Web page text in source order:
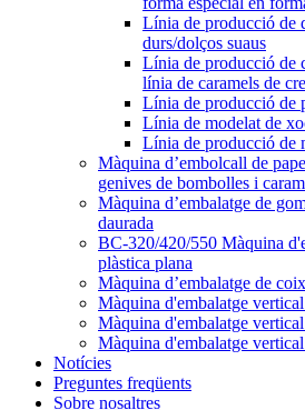
Línia de producció de
durs/dolços suaus
Línia de producció de
línia de caramels de
Línia de producció de
Línia de modelat de
Línia de producció de
Màquina d’embolcall de
genives de bombolles i
Màquina d’embalatge de
daurada
BC-320/420/550 Màquina
plàstica plana
Màquina d’embalatge de
Màquina d'embalatge
Màquina d'embalatge
Màquina d'embalatge
Notícies
Preguntes freqüents
Sobre nosaltres